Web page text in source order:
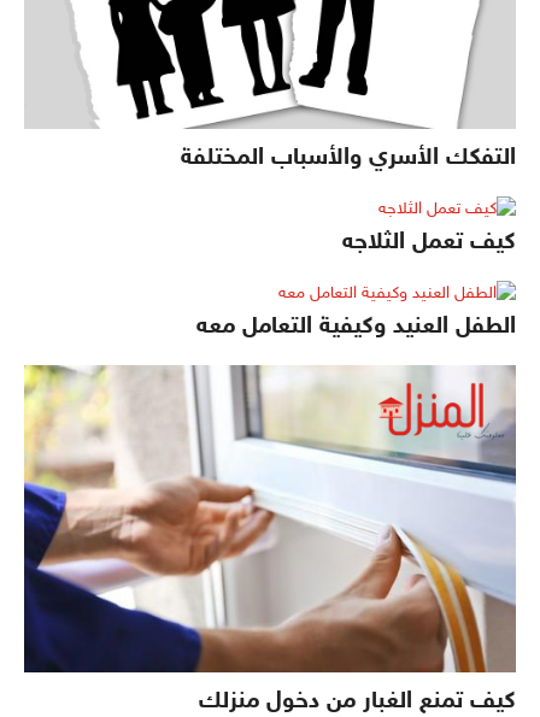
التفكك الأسري والأسباب المختلفة
كيف تعمل الثلاجه
الطفل العنيد وكيفية التعامل معه
كيف تمنع الغبار من دخول منزلك